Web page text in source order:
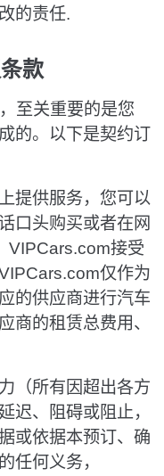
的责任.
款
至关重要的是您
的。以下是契约订
提供服务，您可以
口头购买或者在网
VIPCars.com接受
仅作为
的供应商进行汽车
商的租赁总费用、
（所有因超出各方
迟、阻碍或阻止，
或依据本预订、确
任何义务，